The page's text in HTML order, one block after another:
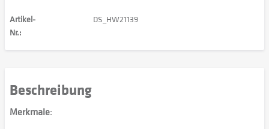
Artikel-
Nr.:
DS_HW21139
Beschreibung
Merkmale: